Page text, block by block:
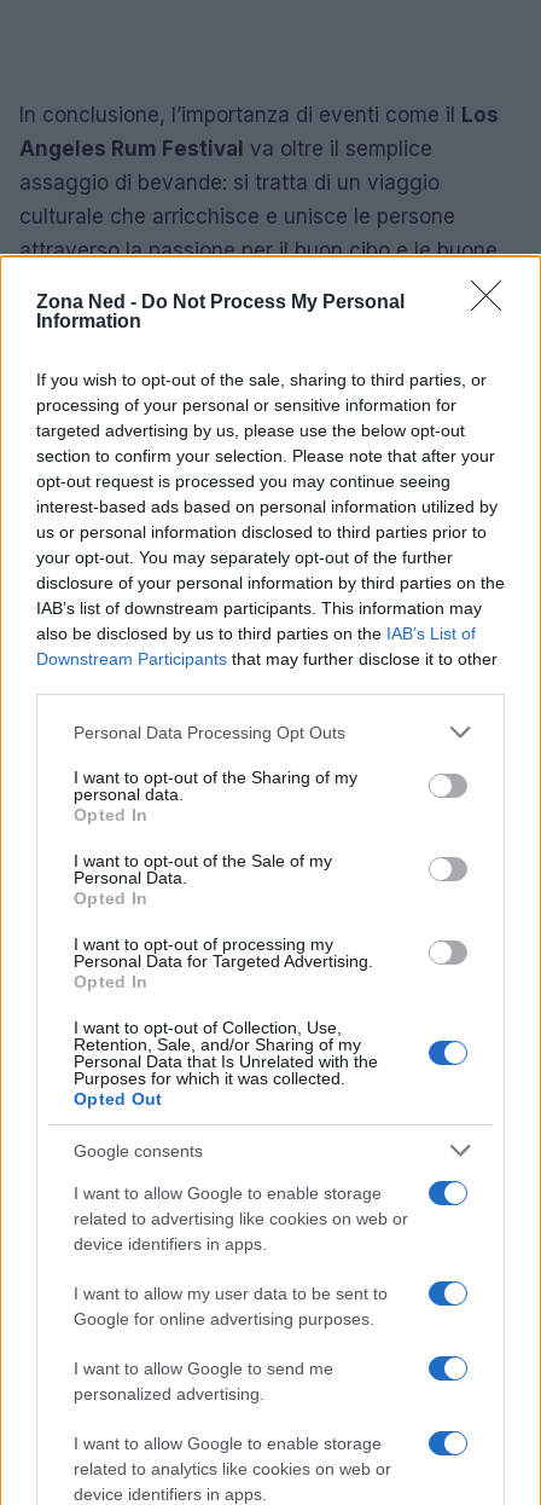
Zona Ned - Do Not Process My Personal
Information
If you wish to opt-out of the sale, sharing to third parties, or
processing of your personal or sensitive information for
targeted advertising by us, please use the below opt-out
section to confirm your selection. Please note that after your
opt-out request is processed you may continue seeing
interest-based ads based on personal information utilized by
us or personal information disclosed to third parties prior to
your opt-out. You may separately opt-out of the further
disclosure of your personal information by third parties on the
IAB’s list of downstream participants. This information may
also be disclosed by us to third parties on the IAB’s List of
Downstream Participants that may further disclose it to other
Please note that this website/app uses one or more Google
not limited to your visit or usage behaviour. You may click to
grant or deny consent to Google and its third-party tags to
use your data for below specified purposes in below Google
consent section.
Personal Data Processing Opt Outs
I want to opt-out of the Sharing of my
personal data.
Opted In
I want to opt-out of the Sale of my
Personal Data.
Opted In
I want to opt-out of processing my
Personal Data for Targeted Advertising.
Opted In
I want to opt-out of Collection, Use,
Retention, Sale, and/or Sharing of my
Personal Data that Is Unrelated with the
Purposes for which it was collected.
Opted Out
Google consents
I want to allow Google to enable storage
related to advertising like cookies on web or
device identifiers in apps.
I want to allow my user data to be sent to
Google for online advertising purposes.
I want to allow Google to send me
personalized advertising.
I want to allow Google to enable storage
related to analytics like cookies on web or
device identifiers in apps.
In conclusione, l’importanza di eventi come il Los
Angeles Rum Festival va oltre il semplice
assaggio di bevande: si tratta di un viaggio
culturale che arricchisce e unisce le persone
attraverso la passione per il buon cibo e le buone
AUTORE
Staff
Continua a leggere
NERD NEWS
Pieve Comics 2026: tutto ciò che devi sapere
sull’evento nerd di Perugia
Andrea Conforti · 6 Ago 2026